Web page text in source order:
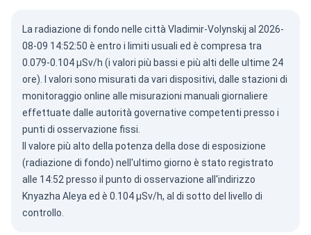
La radiazione di fondo nelle città Vladimir-Volynskij al 2026-
08-09 14:52:50 è entro i limiti usuali ed è compresa tra
0.079-0.104 µSv/h (i valori più bassi e più alti delle ultime 24
ore). I valori sono misurati da vari dispositivi, dalle stazioni di
monitoraggio online alle misurazioni manuali giornaliere
effettuate dalle autorità governative competenti presso i
punti di osservazione fissi.
Il valore più alto della potenza della dose di esposizione
(radiazione di fondo) nell'ultimo giorno è stato registrato
alle 14:52 presso il punto di osservazione all'indirizzo
Knyazha Aleya ed è 0.104 µSv/h, al di sotto del livello di
controllo.